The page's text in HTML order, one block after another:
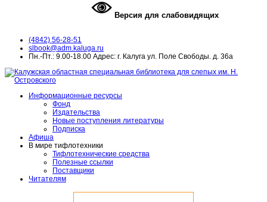
Версия для слабовидящих
(4842) 56-28-51
slbook@adm.kaluga.ru
Пн.-Пт.: 9.00-18.00 Адрес: г. Калуга ул. Поле Свободы. д. 36а
Информационные ресурсы
Фонд
Издательства
Новые поступления литературы
Подписка
Афиша
В мире тифлотехники
Тифлотехнические средства
Полезные ссылки
Поставщики
Читателям